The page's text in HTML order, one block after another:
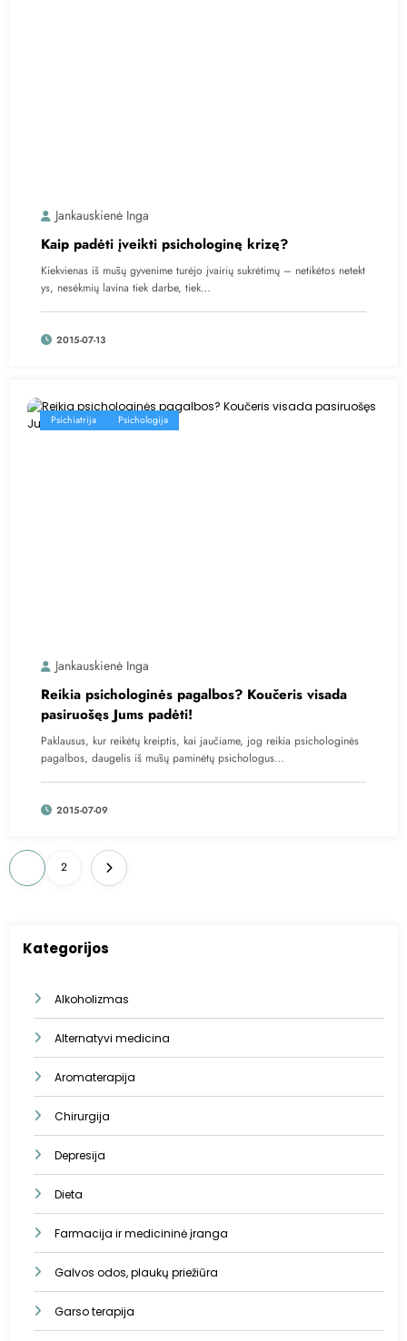
Jankauskienė Inga
Kaip padėti įveikti psichologinę krizę?
Kiekvienas iš mūsų gyvenime turėjo įvairių sukrėtimų – netikėtos netekt
ys, nesėkmių lavina tiek darbe, tiek…
2015-07-13
Psichiatrija Psichologija
Jankauskienė Inga
Reikia psichologinės pagalbos? Koučeris visada
pasiruošęs Jums padėti!
Paklausus, kur reikėtų kreiptis, kai jaučiame, jog reikia psichologinės
pagalbos, daugelis iš mūsų paminėtų psichologus…
2015-07-09
Įrašų
puslapiavimas
2
Kategorijos
Alkoholizmas
Alternatyvi medicina
Aromaterapija
Chirurgija
Depresija
Dieta
Farmacija ir medicininė įranga
Galvos odos, plaukų priežiūra
Garso terapija